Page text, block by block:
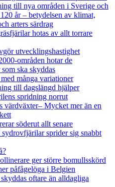
till nya områden i Sverige och
år– betydelsen av klimat,
arters särdrag
hotas av allt torrare
utvecklingshastighet
områden hotar de
ska skyddas
många variationer
till dagslängd hjälper
spridning norrut
värdväxter– Mycket mer än en
söderut allt senare
sprider sig snabbt
ger större bomullsskörd
påfågelöga i Belgien
oftare än alldagliga